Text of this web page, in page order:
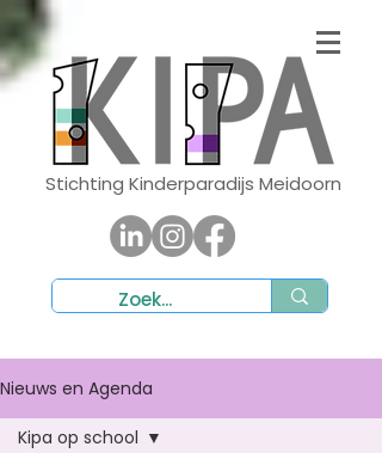
Stichting Kinderparadijs Meidoorn
Nieuws en Agenda
Kipa op school